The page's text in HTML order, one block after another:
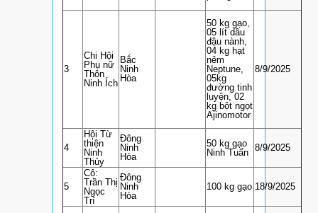
3
Chi Hội
Phụ nữ
Thôn
Ninh Ích
Bắc
Ninh
Hòa
50 kg gạo,
05 lít dầu
đậu nành,
04 kg hạt
nêm
Neptune,
05kg
đường tinh
luyện, 02
kg bột ngọt
Ajinomotor
8/9/2025
4
Hội Từ
thiện
Ninh
Thủy
Đông
Ninh
Hòa
50 kg gạo
Ninh Tuấn 8/9/2025
5
Cô:
Trần Thị
Ngọc
Trí
Đông
Ninh
Hòa
100 kg gạo 18/9/2025